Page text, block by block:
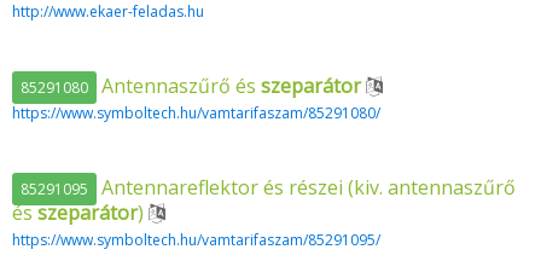
http://www.ekaer-feladas.hu
85291080 Antennaszűrő ésszeparátor
https://www.symboltech.hu/vamtarifaszam/85291080/
85291095
Antennareflektor és részei (kiv. antennaszűrő
ésszeparátor)
https://www.symboltech.hu/vamtarifaszam/85291095/